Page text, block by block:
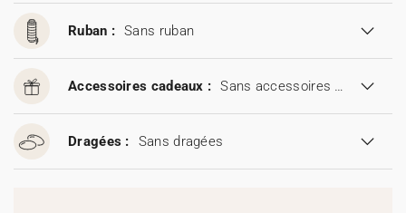
Ruban : Sans ruban
Accessoires cadeaux : Sans accessoires cadeaux
Dragées : Sans dragées